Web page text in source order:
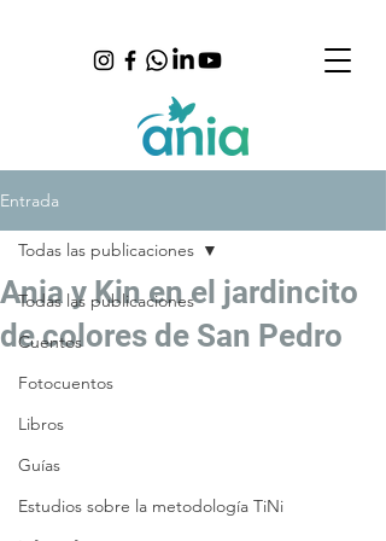
Entrada
Todas las publicaciones
Cuentos
Fotocuentos
Libros
Guías
Estudios sobre la metodología TiNi
Todas las publicaciones
Ania y Kin en el jardincito
de colores de San Pedro